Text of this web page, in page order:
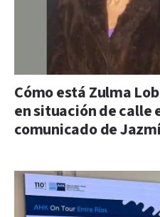
Cómo está Zulma
en situación de calle
comunicado de